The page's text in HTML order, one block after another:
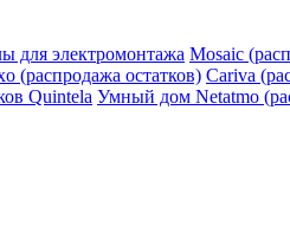
для электромонтажа Mosaic
(распродажа остатков) Cariva
Quintela Умный дом Netatmo